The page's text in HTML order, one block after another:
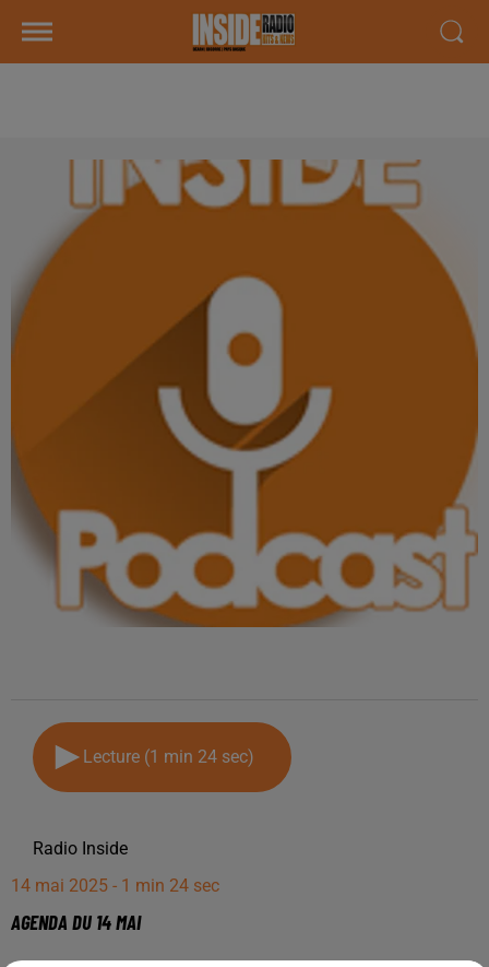
Lecture (1 min 24 sec)
Radio Inside
14 mai 2025 - 1 min 24 sec
AGENDA DU 14 MAI